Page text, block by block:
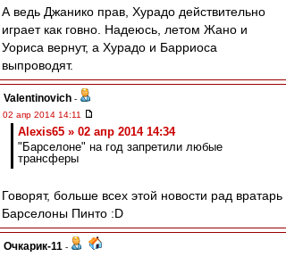
А ведь Джанико прав, Хурадо действительно
играет как говно. Надеюсь, летом Жано и
Уориса вернут, а Хурадо и Барриоса
выпроводят.
Valentinovich -
02 апр 2014 14:11
Alexis65 » 02 апр 2014 14:34
"Барселоне" на год запретили любые
трансферы
Говорят, больше всех этой новости рад вратарь
Барселоны Пинто :D
Очкарик-11 -